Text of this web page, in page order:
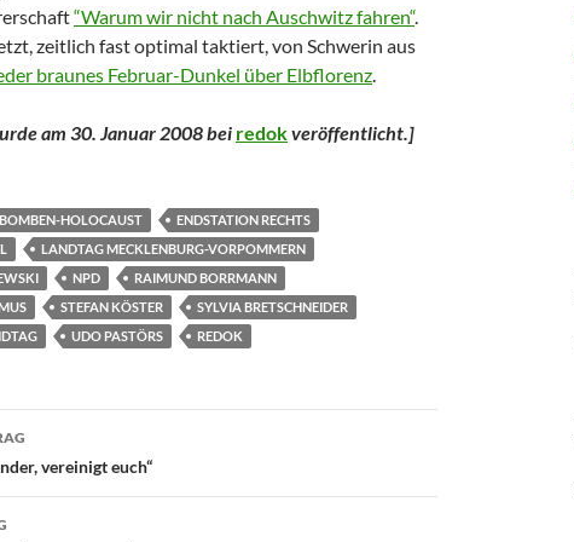
“Warum wir nicht nach Auschwitz fahren“.
zeitlich fast optimal taktiert, von Schwerin aus
braunes Februar-Dunkel über Elbflorenz.
am 30. Januar 2008 bei redokveröffentlicht.]
BOMBEN-HOLOCAUST
ENDSTATION RECHTS
LANDTAG MECKLENBURG-VORPOMMERN
NPD
RAIMUND BORRMANN
STEFAN KÖSTER
SYLVIA BRETSCHNEIDER
UDO PASTÖRS REDOK
vereinigt euch“